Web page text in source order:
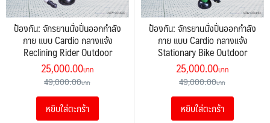
ป้องกัน: จักรยานนั่งปั่นออกกำลัง
กาย แบบ Cardio กลางแจ้ง
Reclining Rider Outdoor
49,000.00
Original
price
was:
49,000.00฿.
25,000.00
is:
หยิบใส่ตะกร้า
ป้องกัน: จักรยานนั่งปั่นออกกำลัง
กาย แบบ Cardio กลางแจ้ง
Stationary Bike Outdoor
49,000.00
Original
price
was:
49,000.00฿.
25,000.00
is:
หยิบใส่ตะกร้า